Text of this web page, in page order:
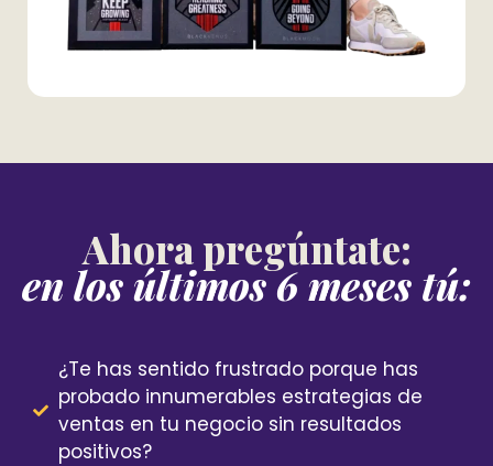
Ahora pregúntate:
en los últimos 6 meses tú:
¿Te has sentido frustrado porque has
probado innumerables estrategias de
ventas en tu negocio sin resultados
positivos?